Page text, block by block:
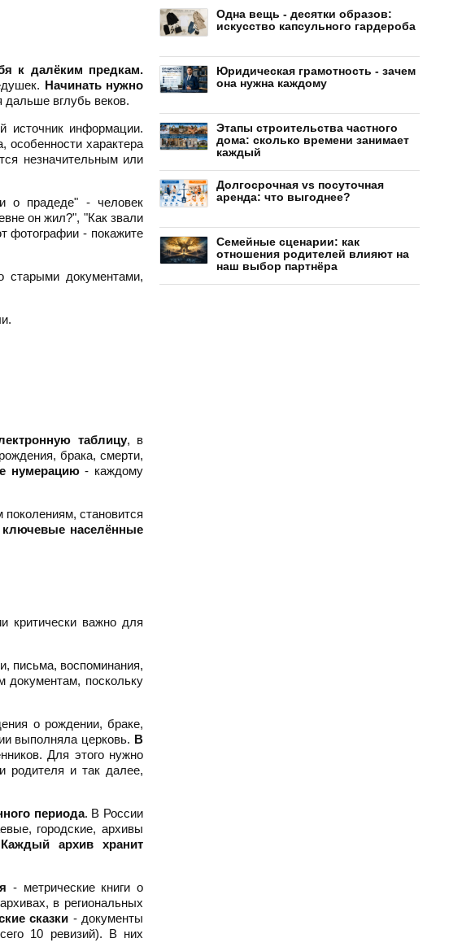
к далёким предкам.
Начинать нужно
дальше вглубь веков.
информации.
характера
незначительным или
о прадеде" - человек
он жил?", "Как звали
фотографии - покажите
документами,
таблицу, в
брака, смерти,
нумерацию- каждому
становится
ключевые населённые
критически важно для
письма, воспоминания,
поскольку
о рождении, браке,
выполняла церковь. В
Для этого нужно
родителя и так далее,
периода. В России
городские, архивы
Каждый архив хранит
- метрические книги о
в региональных
сказки - документы
10 ревизий). В них
Одна вещь - десятки образов:
искусство капсульного гардероба
Юридическая грамотность - зачем
она нужна каждому
Этапы строительства частного
дома: сколько времени занимает
каждый
Долгосрочная vs посуточная
аренда: что выгоднее?
Семейные сценарии: как
отношения родителей влияют на
наш выбор партнёра